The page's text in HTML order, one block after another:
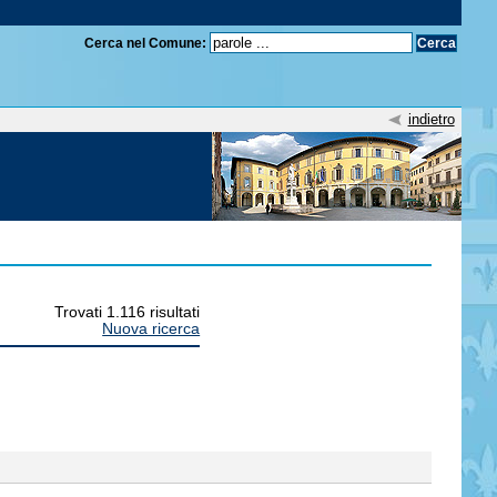
Cerca nel Comune:
indietro
Trovati 1.116 risultati
Nuova ricerca